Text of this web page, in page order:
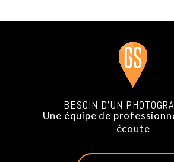
BESOIN D’UN
Une équipe de
écoute